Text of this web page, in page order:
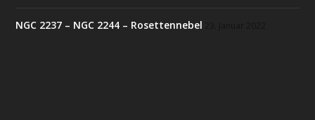
NGC 2237 – NGC 2244 – Rosettennebel